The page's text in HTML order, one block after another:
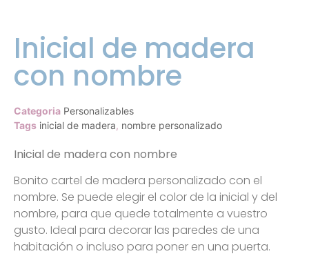
Inicial de madera
con nombre
Categoria Personalizables
Tags inicial de madera, nombre personalizado
Inicial de madera con nombre
Bonito cartel de madera personalizado con el
nombre. Se puede elegir el color de la inicial y del
nombre, para que quede totalmente a vuestro
gusto. Ideal para decorar las paredes de una
habitación o incluso para poner en una puerta.